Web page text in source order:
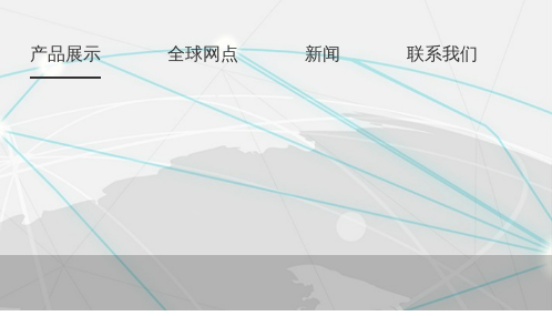
产品展示 全球网点 新闻 联系我们